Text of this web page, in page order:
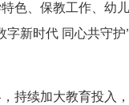
、保教工作、幼
新时代 同心共守
续加大教育投入